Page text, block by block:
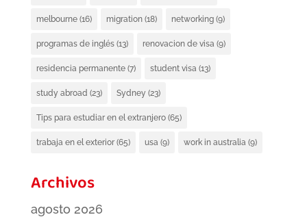
melbourne(16) migration(18) networking(9)
programas de inglés(13) renovacion de visa (9)
residencia permanente(7) student visa (13)
study abroad (23) Sydney (23)
Tips para estudiar en el extranjero(65)
trabaja en el exterior(65) usa (9) work in australia (9)
Archivos
agosto 2026